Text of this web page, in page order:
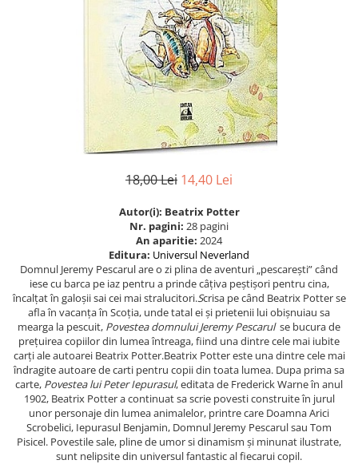
Manuale scolare/Cursuri
Spiritualitate/Ezoterism
Sport
Stiinte/Educatie
18,00 Lei 14,40 Lei
Autor(i): Beatrix Potter
Nr. pagini: 28 pagini
An aparitie: 2024
Editura: Universul Neverland
Domnul Jeremy Pescarul are o zi plina de aventuri „pescarești” când
iese cu barca pe iaz pentru a prinde câțiva peștișori pentru cina,
încalțat în galoșii sai cei mai stralucitori.Scrisa pe când Beatrix Potter se
afla în vacanța în Scoția, unde tatal ei și prietenii lui obișnuiau sa
mearga la pescuit, Povestea domnului Jeremy Pescarulse bucura de
prețuirea copiilor din lumea întreaga, fiind una dintre cele mai iubite
carți ale autoarei Beatrix Potter.Beatrix Potter este una dintre cele mai
îndragite autoare de carti pentru copii din toata lumea. Dupa prima sa
carte, Povestea lui Peter Iepurasul, editata de Frederick Warne în anul
1902, Beatrix Potter a continuat sa scrie povesti construite în jurul
unor personaje din lumea animalelor, printre care Doamna Arici
Scrobelici, Iepurasul Benjamin, Domnul Jeremy Pescarul sau Tom
Pisicel. Povestile sale, pline de umor si dinamism și minunat ilustrate,
sunt nelipsite din universul fantastic al fiecarui copil.